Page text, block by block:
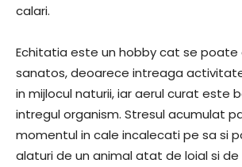
calari.
Echitatia este un hobby cat se poate
sanatos, deoarece intreaga
in mijlocul naturii, iar aerul curat este
intregul organism. Stresul acumulat
momentul in cale incalecati pe sa si
alaturi de un animal atat de loial si